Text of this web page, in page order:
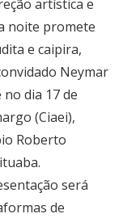
artística e
noite promete
e caipira,
Neymar
dia 17 de
(Ciaei),
Roberto
será
de